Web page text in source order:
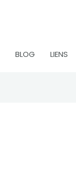
BLOG LIENS